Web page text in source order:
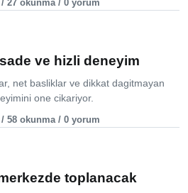
27 okunma / 0 yorum
ve hizli deneyim
net basliklar ve dikkat dagitmayan
one cikariyor.
58 okunma / 0 yorum
toplanacak